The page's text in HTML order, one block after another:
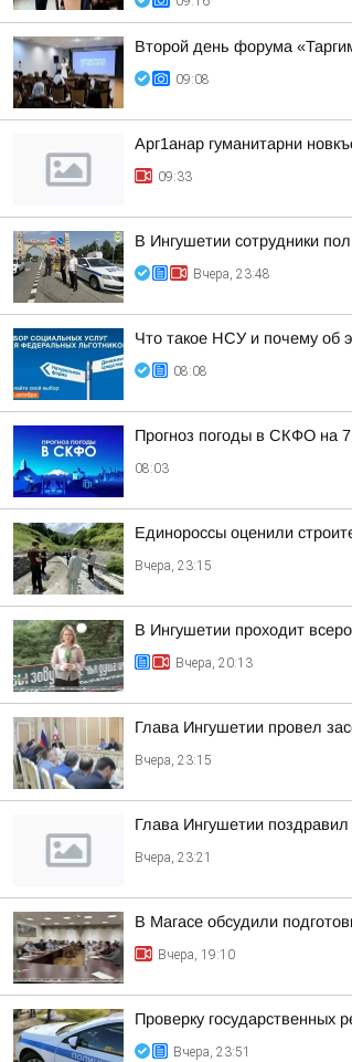
Второй день форума
09:08
Арг1анар гуманитарни
09:33
В Ингушетии сотрудники
Вчера, 23:48
Что такое НСУ и почему об
08:08
Прогноз погоды в СКФО на 7
08:03
Единороссы оценили
Вчера, 23:15
В Ингушетии проходит
Вчера, 20:13
Глава Ингушетии провел
Вчера, 23:15
Глава Ингушетии
Вчера, 23:21
В Магасе обсудили
Вчера, 19:10
Проверку государственных
Вчера, 23:51